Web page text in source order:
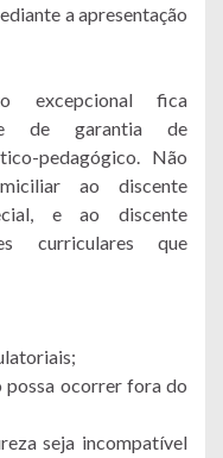
a apresentação
excepcional fica
de garantia de
pedagógico. Não
ao discente
e ao discente
curriculares que
possa ocorrer fora do
seja incompatível